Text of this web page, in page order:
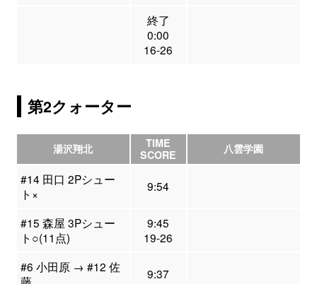
終了
0:00
16-26
第2クォーター
湯沢翔北
TIME
SCORE
八雲学園
#14 田口 2Pシュー
ト×
9:54
#15 森屋 3Pシュー
ト○(11点)
9:45
19-26
#6 小田原 → #12 佐
9:37